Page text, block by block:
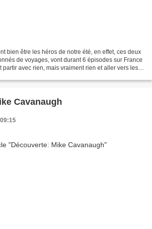
bien être les héros de notre été, en effet, ces deux
de voyages, vont durant 6 épisodes sur France
partir avec rien, mais vraiment rien et aller vers les
Cavanaugh